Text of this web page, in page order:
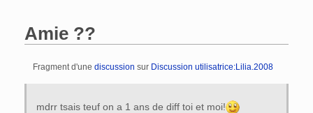
Amie ??
Fragment d'une discussion sur Discussion utilisatrice:Lilia.2008
mdrr tsais teuf on a 1 ans de diff toi et moi!